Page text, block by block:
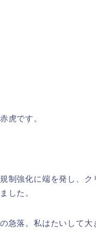
虎です。
制強化に端を発し、ク
した。
急落。私はたいして大